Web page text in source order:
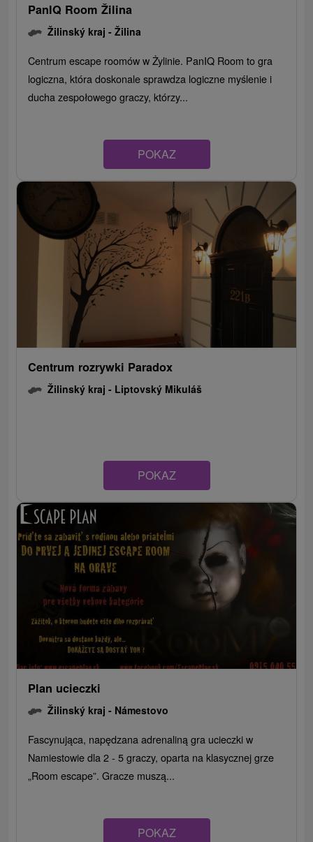
PanIQ Room Žilina
Žilinský kraj -Žilina
Centrum escape roomów w Żylinie. PanIQ Room to gra
logiczna, która doskonale sprawdza logiczne myślenie i
ducha zespołowego graczy, którzy...
POKAZ
Centrum rozrywki Paradox
Žilinský kraj - Liptovský Mikuláš
POKAZ
Plan ucieczki
Žilinský kraj - Námestovo
Fascynująca, napędzana adrenaliną gra ucieczki w
Namiestowie dla 2 - 5 graczy, oparta na klasycznej grze
„Room escape”. Gracze muszą...
POKAZ